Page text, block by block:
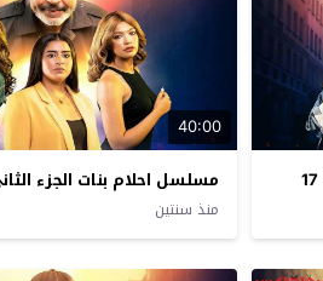
40:00
مسلسل احلام بنات الجزء الثاني
منذ سنتين